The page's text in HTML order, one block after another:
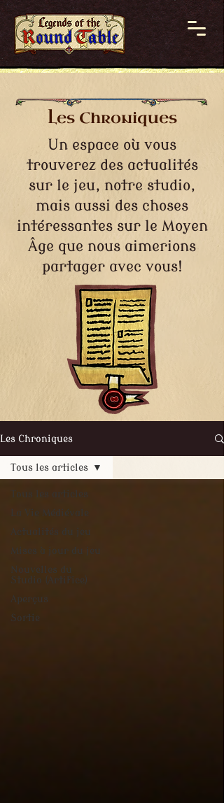
Les Chroniques
Un espace où vous
trouverez des actualités
sur le jeu, notre studio,
mais aussi des choses
intéressantes sur le Moyen
Âge que nous aimerions
partager avec vous!
Les Chroniques
Tous les articles
La Vie Médiévale
Actualités du jeu
Mises à jour du jeu
Nouvelles du
Studio (Artifice)
Aperçus
Sortie
Tous les articles